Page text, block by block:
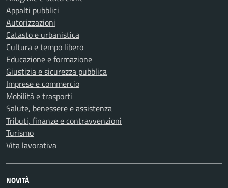
Appalti pubblici
Autorizzazioni
Catasto e urbanistica
Cultura e tempo libero
Educazione e formazione
Giustizia e sicurezza pubblica
Imprese e commercio
Mobilità e trasporti
Salute, benessere e assistenza
Tributi, finanze e contravvenzioni
Turismo
Vita lavorativa
NOVITÀ